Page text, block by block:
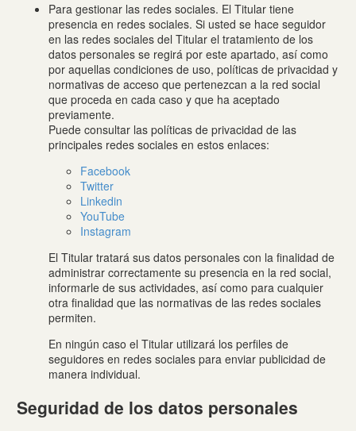
Para gestionar las redes sociales. El Titular tiene
presencia en redes sociales. Si usted se hace seguidor
en las redes sociales del Titular el tratamiento de los
datos personales se regirá por este apartado, así como
por aquellas condiciones de uso, políticas de privacidad y
normativas de acceso que pertenezcan a la red social
que proceda en cada caso y que ha aceptado
previamente.
Puede consultar las políticas de privacidad de las
principales redes sociales en estos enlaces:
Facebook
Twitter
Linkedin
YouTube
Instagram
El Titular tratará sus datos personales con la finalidad de
administrar correctamente su presencia en la red social,
informarle de sus actividades, así como para cualquier
otra finalidad que las normativas de las redes sociales
permiten.
En ningún caso el Titular utilizará los perfiles de
seguidores en redes sociales para enviar publicidad de
manera individual.
Seguridad de los datos personales